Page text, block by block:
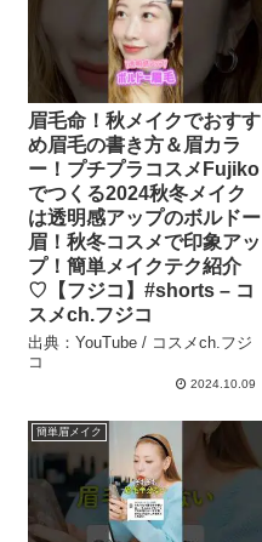
眉毛命！秋メイクでおすす
め眉毛の書き方＆眉カラ
ー！プチプラコスメFujiko
でつくる2024秋冬メイク
は透明感アップのボルドー
眉！秋冬コスメで印象アッ
プ！簡単メイクテク紹介
♡【フジコ】#shorts – コ
スメch.フジコ
出典：YouTube / コスメch.フジ
コ
2024.10.09
簡単眉メイク